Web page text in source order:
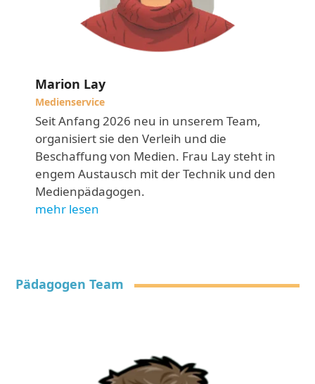
Marion Lay
Medienservice
Seit Anfang 2026 neu in unserem Team,
organisiert sie den Verleih und die
Beschaffung von Medien. Frau Lay steht in
engem Austausch mit der Technik und den
Medienpädagogen.
mehr lesen
Pädagogen Team